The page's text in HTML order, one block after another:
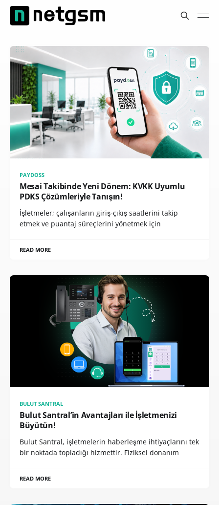
PAYDOSS
Mesai Takibinde Yeni Dönem: KVKK Uyumlu
PDKS Çözümleriyle Tanışın!
İşletmeler; çalışanların giriş-çıkış saatlerini takip
etmek ve puantaj süreçlerini yönetmek için
READ MORE
BULUT SANTRAL
Bulut Santral’in Avantajları ile İşletmenizi
Büyütün!
Bulut Santral, işletmelerin haberleşme ihtiyaçlarını tek
bir noktada topladığı hizmettir. Fiziksel donanım
READ MORE